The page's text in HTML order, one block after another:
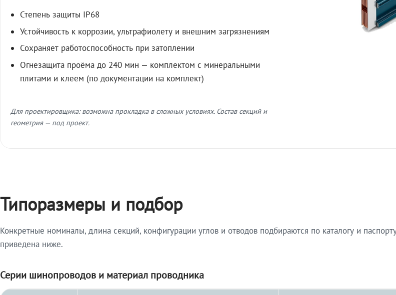
Степень защиты IP68
Устойчивость к коррозии, ультрафиолету и внешним загрязнениям
Сохраняет работоспособность при затоплении
Огнезащита проёма до 240 мин — комплектом с минеральными
плитами и клеем (по документации на комплект)
Для проектировщика: возможна прокладка в сложных условиях. Состав секций и
геометрия — под проект.
Типоразмеры и подбор
Конкретные номиналы, длина секций, конфигурации углов и отводов подбираются по каталогу и
приведена ниже.
Серии шинопроводов и материал проводника